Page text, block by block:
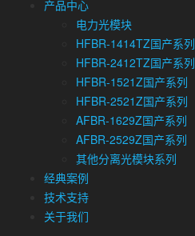
产品中心
电力光模块
HFBR-1414TZ国产系列
HFBR-2412TZ国产系列
HFBR-1521Z国产系列
HFBR-2521Z国产系列
AFBR-1629Z国产系列
AFBR-2529Z国产系列
其他分离光模块系列
经典案例
技术支持
关于我们